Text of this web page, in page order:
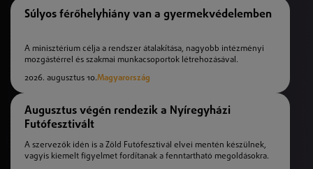
Súlyos férőhelyhiány van a gyermekvédelemben
A minisztérium célja a rendszer átalakítása, nagyobb intézményi
mozgástérrel és szakmai munkacsoportok létrehozásával.
2026. augusztus 10.Magyarország
Augusztus végén rendezik a Nyíregyházi
Futófesztivált
A szervezők idén is a Zöld Futófesztivál elvei mentén készülnek,
vagyis kiemelt figyelmet fordítanak a fenntartható megoldásokra.